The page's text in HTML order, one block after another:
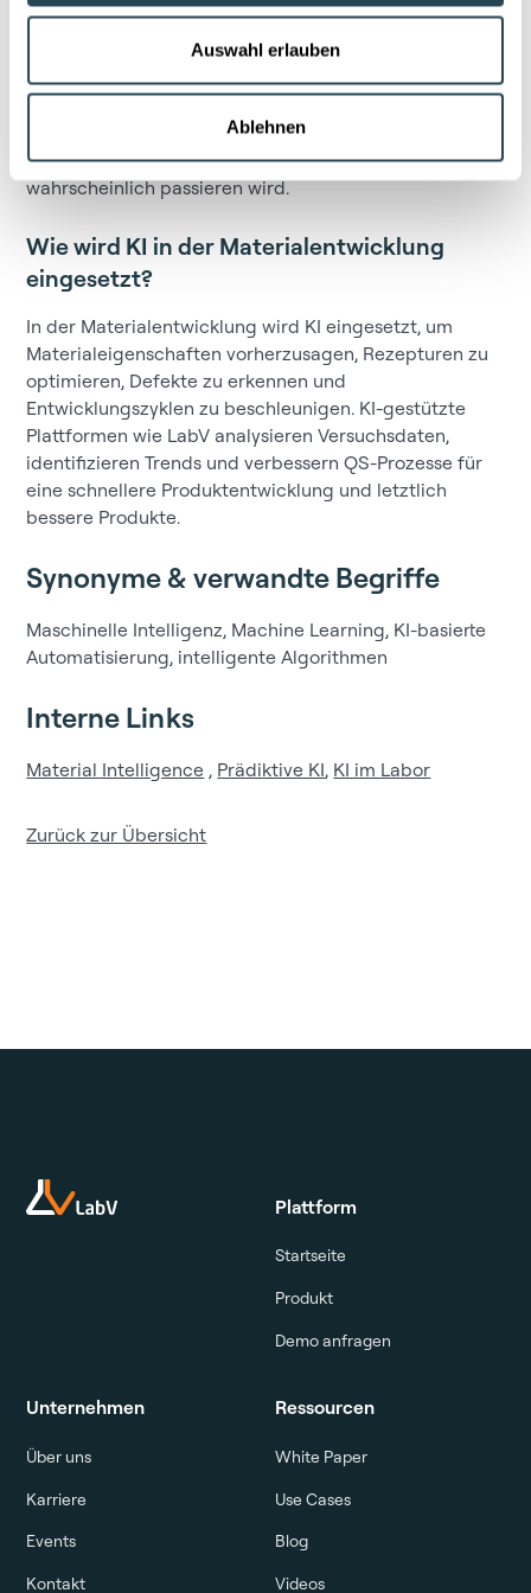
Auswahl erlauben
Ablehnen
ein ML-Modell trainiert, das Muster erkennt und
Beziehungen zwischen Rohstoffkombinationen,
Formulierungsparametern und den erzielten
Bereich der prädiktiven KI: Sie sagt nicht nur, was
passiert ist, sondern kann abschätzen, was
wahrscheinlich passieren wird.
Wie wird KI in der Materialentwicklung
eingesetzt?
In der Materialentwicklung wird KI eingesetzt, um
Materialeigenschaften vorherzusagen, Rezepturen zu
optimieren, Defekte zu erkennen und
Entwicklungszyklen zu beschleunigen. KI-gestützte
Plattformen wie LabV analysieren Versuchsdaten,
identifizieren Trends und verbessern QS-Prozesse für
eine schnellere Produktentwicklung und letztlich
bessere Produkte.
Synonyme & verwandte Begriffe
Maschinelle Intelligenz, Machine Learning, KI-basierte
Automatisierung, intelligente Algorithmen
Interne Links
Material Intelligence , Prädiktive KI, KI im Labor
Zurück zur Übersicht
Plattform
Startseite
Produkt
Demo anfragen
Unternehmen
Über uns
Karriere
Events
Kontakt
Ressourcen
White Paper
Use Cases
Blog
Videos